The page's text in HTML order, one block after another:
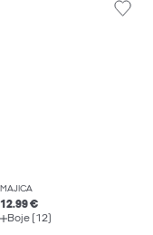
MAJICA
12.99 €
Boje (12)